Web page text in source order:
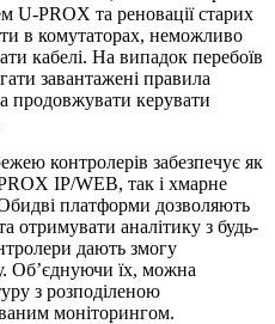
U-PROX та реновації старих
в комутаторах, неможливо
кабелі. На випадок перебоїв
завантажені правила
продовжувати керувати
контролерів забезпечує як
IP/WEB, так і хмарне
платформи дозволяють
отримувати аналітику з будь-
дають змогу
Об’єднуючи їх, можна
з розподіленою
моніторингом.